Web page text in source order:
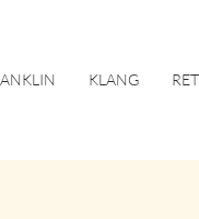
KLANG